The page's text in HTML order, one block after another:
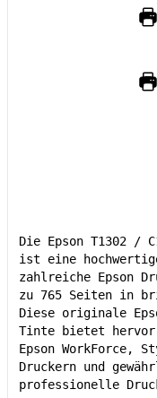
Die Epson T1302 /
ist eine
zahlreiche Epson
zu 765 Seiten in
Diese originale
Tinte bietet
Epson WorkForce,
Druckern und
professionelle